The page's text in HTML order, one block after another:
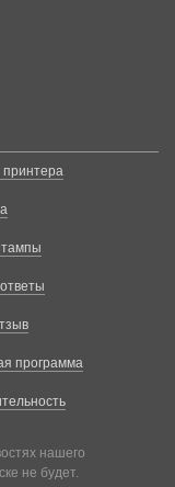
принтера
программа
нашего
не будет.